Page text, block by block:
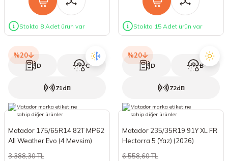
Stokta 8 Adet ürün var Stokta 15 Adet ürün var
%20
D C
71dB
Matador 175/65R14 82T MP62
All Weather Evo (4 Mevsim)
3.388,30 TL
%20
D B
72dB
Matador 235/35R19 91Y XL FR
Hectorra 5 (Yaz) (2026)
6.558,60 TL